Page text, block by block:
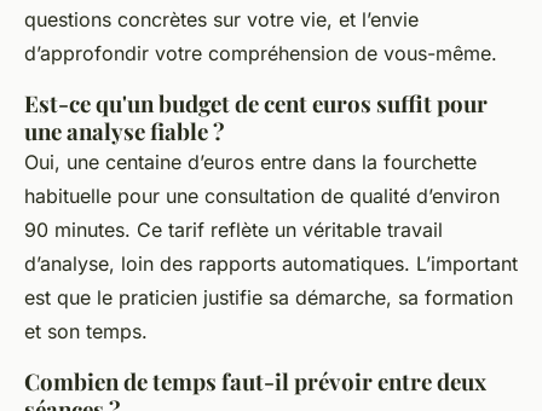
questions concrètes sur votre vie, et l’envie
d’approfondir votre compréhension de vous-même.
Est-ce qu'un budget de cent euros suffit pour
une analyse fiable ?
Oui, une centaine d’euros entre dans la fourchette
habituelle pour une consultation de qualité d’environ
90 minutes. Ce tarif reflète un véritable travail
d’analyse, loin des rapports automatiques. L’important
est que le praticien justifie sa démarche, sa formation
et son temps.
Combien de temps faut-il prévoir entre deux